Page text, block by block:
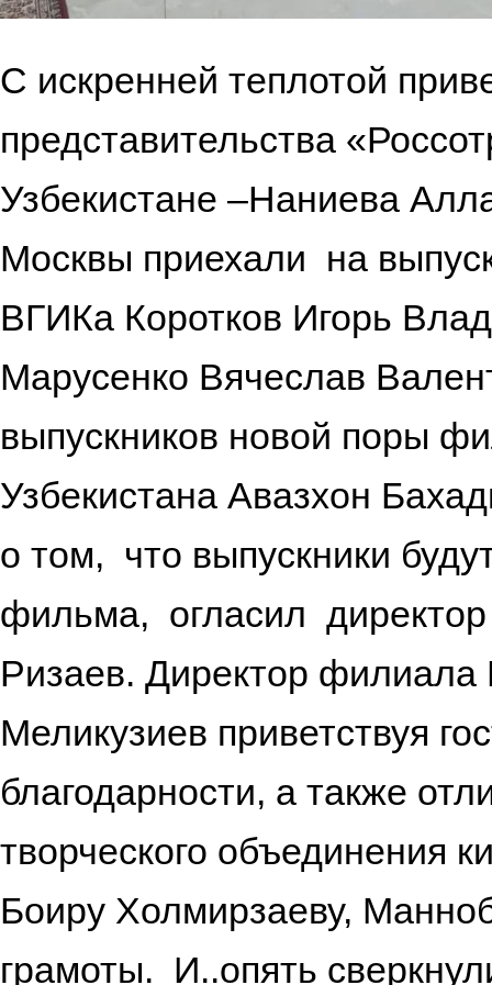
С искренней теплотой
представительства
Узбекистане –Наниева
Москвы приехали на
ВГИКа Коротков Игорь
Марусенко Вячеслав
выпускников новой поры
Узбекистана Авазхон
о том, что выпускники
фильма, огласил директор
Ризаев. Директор
Меликузиев приветствуя
благодарности, а также
творческого объединения
Боиру Холмирзаеву,
грамоты. И..опять